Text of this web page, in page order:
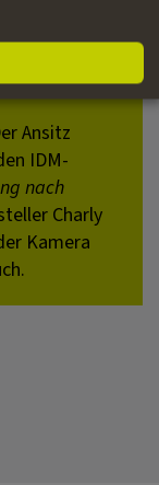
Ansitz
IDM-
nach
Charly
Kamera